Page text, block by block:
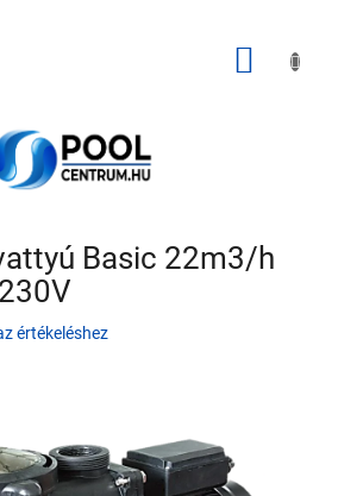
KOSÁR
Basic 22m3/h
értékeléshez